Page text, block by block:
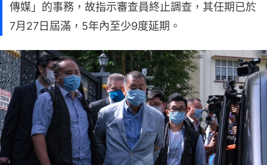
傳媒」的事務，故指示審查員終止調查，其任期已於
7月27日屆滿，5年內至少9度延期。